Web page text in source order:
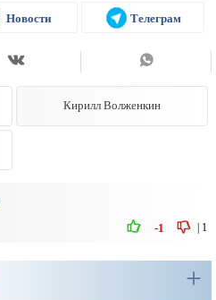
Новости Телеграм
Кирилл Волженкин
| 1
-1
+